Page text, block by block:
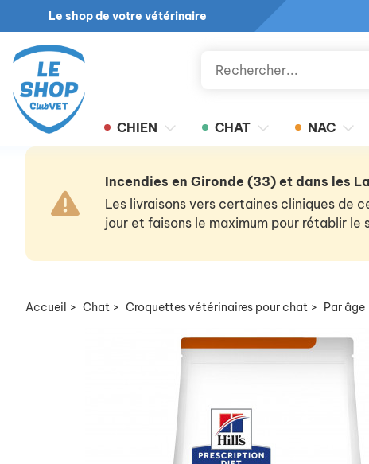
Le shop de votre vétérinaire
CHIEN CHAT NAC
Incendies en Gironde (33) et dans les
Les livraisons vers certaines cliniques de
jour et faisons le maximum pour rétablir
Accueil > Chat > Croquettes vétérinaires pour chat > Par âge